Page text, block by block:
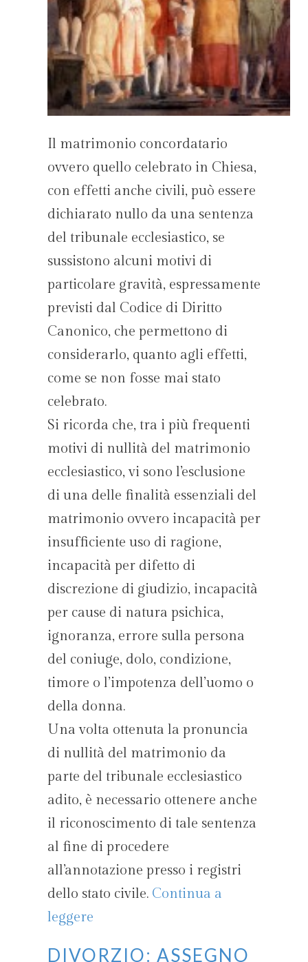
Il matrimonio concordatario
ovvero quello celebrato in Chiesa,
con effetti anche civili, può essere
dichiarato nullo da una sentenza
del tribunale ecclesiastico, se
sussistono alcuni motivi di
particolare gravità, espressamente
previsti dal Codice di Diritto
Canonico, che permettono di
considerarlo, quanto agli effetti,
come se non fosse mai stato
celebrato.
Si ricorda che, tra i più frequenti
motivi di nullità del matrimonio
ecclesiastico, vi sono l’esclusione
di una delle finalità essenziali del
matrimonio ovvero incapacità per
insufficiente uso di ragione,
incapacità per difetto di
discrezione di giudizio, incapacità
per cause di natura psichica,
ignoranza, errore sulla persona
del coniuge, dolo, condizione,
timore o l’impotenza dell’uomo o
della donna.
Una volta ottenuta la pronuncia
di nullità del matrimonio da
parte del tribunale ecclesiastico
adito, è necessario ottenere anche
il riconoscimento di tale sentenza
al fine di procedere
all’annotazione presso i registri
dello stato civile. Continua a
leggere
DIVORZIO: ASSEGNO